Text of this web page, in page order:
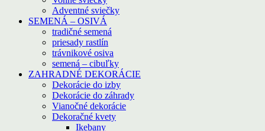
Adventné sviečky
SEMENÁ – OSIVÁ
tradičné semená
priesady rastlín
trávnikové osiva
semená – cibuľky
ZAHRADNÉ DEKORÁCIE
Dekorácie do izby
Dekorácie do záhrady
Vianočné dekorácie
Dekoračné kvety
Ikebany